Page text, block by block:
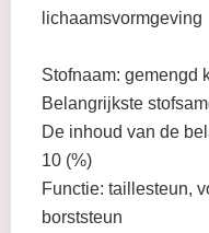
lichaamsvormgeving
Stofnaam: gemengd
Belangrijkste
De inhoud van de
10 (%)
Functie: taillesteun,
borststeun